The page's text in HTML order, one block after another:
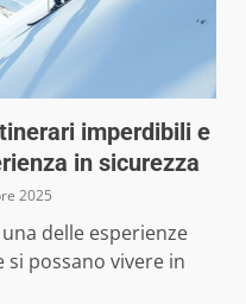
imperdibili e
in sicurezza
2025
delle esperienze
possano vivere in